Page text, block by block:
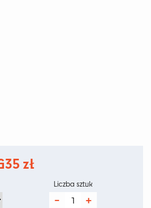
złZakres
cen:
ilość
Liczba sztuk